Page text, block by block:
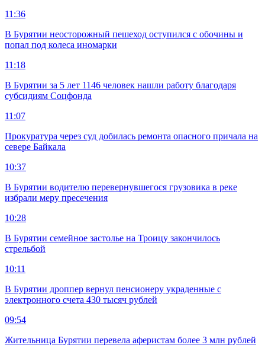
11:36
В Бурятии неосторожный пешеход оступился с обочины и
попал под колеса иномарки
11:18
В Бурятии за 5 лет 1146 человек нашли работу благодаря
субсидиям Соцфонда
11:07
Прокуратура через суд добилась ремонта опасного причала на
севере Байкала
10:37
В Бурятии водителю перевернувшегося грузовика в реке
избрали меру пресечения
10:28
В Бурятии семейное застолье на Троицу закончилось
стрельбой
10:11
В Бурятии дроппер вернул пенсионеру украденные с
электронного счета 430 тысяч рублей
09:54
Жительница Бурятии перевела аферистам более 3 млн рублей